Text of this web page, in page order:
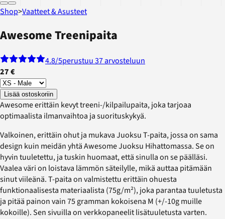
Shop>Vaatteet & Asusteet
Awesome Treenipaita
4.8/5perustuu 37 arvosteluun
27 €
Lisää ostoskoriin
Awesome erittäin kevyt treeni-/kilpailupaita, joka tarjoaa
optimaalista ilmanvaihtoa ja suorituskykyä.
Valkoinen, erittäin ohut ja mukava Juoksu T-paita, jossa on sama
design kuin meidän yhtä Awesome Juoksu Hihattomassa. Se on
hyvin tuuletettu, ja tuskin huomaat, että sinulla on se päälläsi.
Vaalea väri on loistava lämmön säteilylle, mikä auttaa pitämään
sinut viileänä. T-paita on valmistettu erittäin ohuesta
funktionaalisesta materiaalista (75g/m²), joka parantaa tuuletusta
ja pitää painon vain 75 gramman kokoisena M (+/-10g muille
kokoille). Sen sivuilla on verkkopaneelit lisätuuletusta varten.